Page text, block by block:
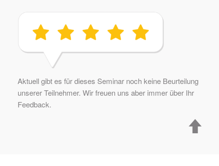
Aktuell gibt es für dieses Seminar noch keine Beurteilung
unserer Teilnehmer. Wir freuen uns aber immer über Ihr
Feedback.